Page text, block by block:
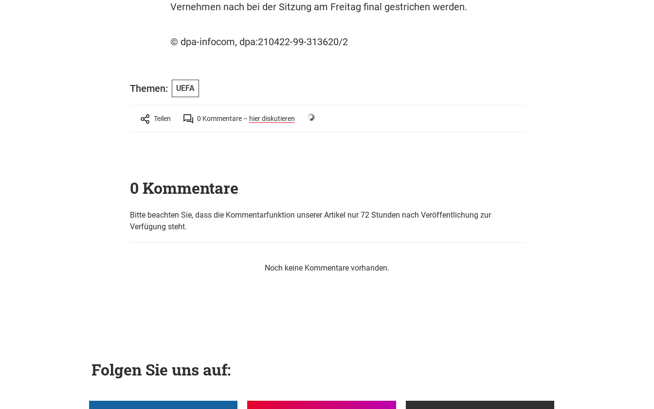
Vernehmen nach bei der Sitzung am Freitag final gestrichen werden.
© dpa-infocom, dpa:210422-99-313620/2
Themen: UEFA
Teilen 0 Kommentare – hier diskutieren
0 Kommentare
Bitte beachten Sie, dass die Kommentarfunktion unserer Artikel nur 72 Stunden nach Veröffentlichung zur
Verfügung steht.
Noch keine Kommentare vorhanden.
Folgen Sie uns auf: